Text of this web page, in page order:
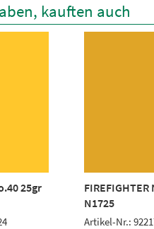
kauften auch
25gr
N1725
Artikel-Nr.: